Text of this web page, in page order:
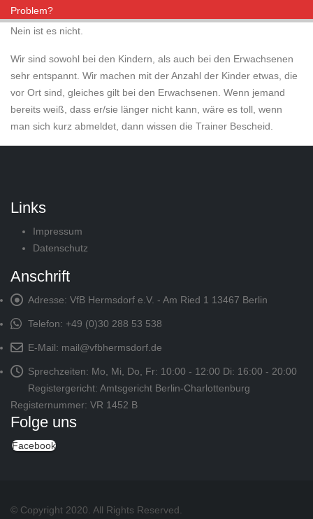
Problem?
Nein ist es nicht.
Wir sind sowohl bei den Kindern, als auch bei den Erwachsenen
sehr entspannt. Wir machen mit der Anzahl der Kinder etwas, die
vor Ort sind, gleiches gilt bei den Erwachsenen. Wenn jemand
bereits weiß, dass er/sie länger nicht kann, wäre es toll, wenn
man sich kurz abmeldet, dann wissen die Trainer Bescheid.
Links
Impressum
Datenschutz
Anschrift
Adresse: VfB Hermsdorf e.V. - Am Ried 1 13467 Berlin
Telefon: +49 (0)30 288 53 538
E-Mail: mail@vfbhermsdorf.de
Sprechzeiten: Mo, Mi, Do, Fr: 10:00 - 12:00 Di: 16:00 - 20:00
Registergericht: Amtsgericht Berlin-Charlottenburg
Registernummer: VR 1452 B
Folge uns
Facebook
© Copyright 2020. All Rights Reserved.